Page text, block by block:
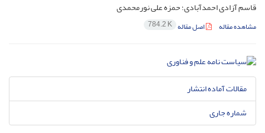
قاسم آزادی احمدآبادی؛ حمزه علی نورمحمدی
مشاهده مقاله اصل مقاله 784.2 K
مقالات آماده انتشار
شماره جاری